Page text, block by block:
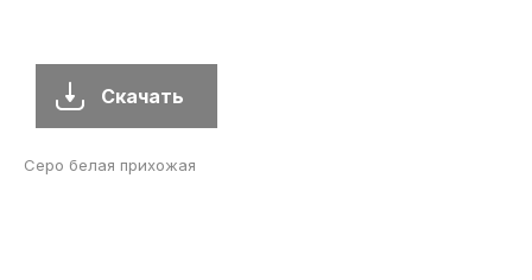
Скачать
Серо белая прихожая